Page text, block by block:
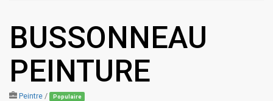
BUSSONNEAU
PEINTURE
Peintre / Populaire